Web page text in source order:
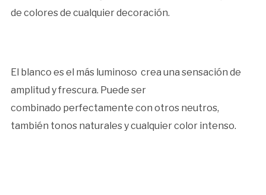
de colores de cualquier decoración.
El blanco es el más luminoso crea una sensación de
amplitud y frescura. Puede ser
combinado perfectamente con otros neutros,
también tonos naturales y cualquier color intenso.